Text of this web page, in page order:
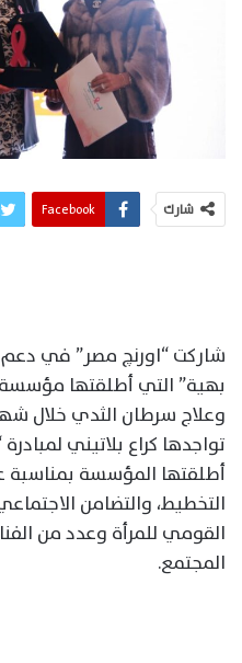
شارك Facebook
بهية” التي أطلقتها مؤسسة
وعلاج سرطان الثدي خلال
تواجدها كراع بلاتيني
أطلقتها المؤسسة بمناسبة
التخطيط، والتضامن
القومي للمرأة وعدد من
المجتمع.